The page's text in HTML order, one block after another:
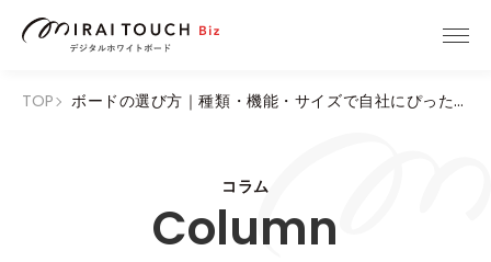
TOP ボードの選び方｜種類・機能・サイズで自社にぴったりの1台を
コラム
Column